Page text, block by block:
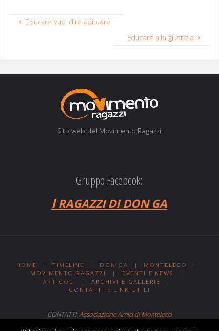
Educare vuol dire abituare
Educare alla giustizia
Sito web del Movi­men­to Ragazzi
Gruppo Facebook:
IRAGAZZI DI DON GA
HOME | TIMELINE | DON GA | MONTELECO
|
MOVIMENTO RAGAZZI
| EVENTI E NEWS
|
ARTICOLI
| ARCHIVI E GALLERIE
|
CONTATTI E LINK UTILI
CONTATTI:Associazione Amici di Monteleco